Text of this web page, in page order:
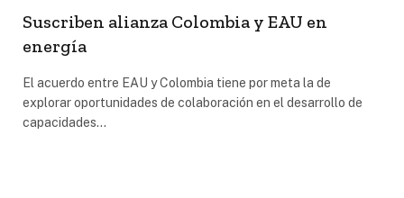
Suscriben alianza Colombia y EAU en
energía
El acuerdo entre EAU y Colombia tiene por meta la de
explorar oportunidades de colaboración en el desarrollo de
capacidades…